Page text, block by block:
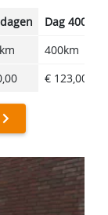
Dag 400km
400km
€ 123,00